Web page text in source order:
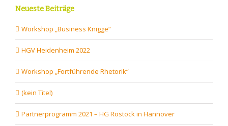
Neueste Beiträge
Workshop „Business Knigge“
HGV Heidenheim 2022
Workshop „Fortführende Rhetorik“
(kein Titel)
Partnerprogramm 2021 – HG Rostock in Hannover